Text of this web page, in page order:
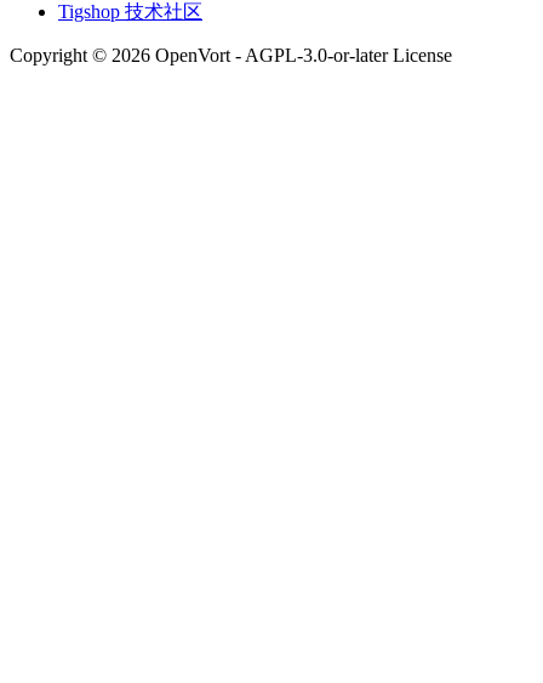
Tigshop 技术社区
Copyright © 2026 OpenVort - AGPL-3.0-or-later License